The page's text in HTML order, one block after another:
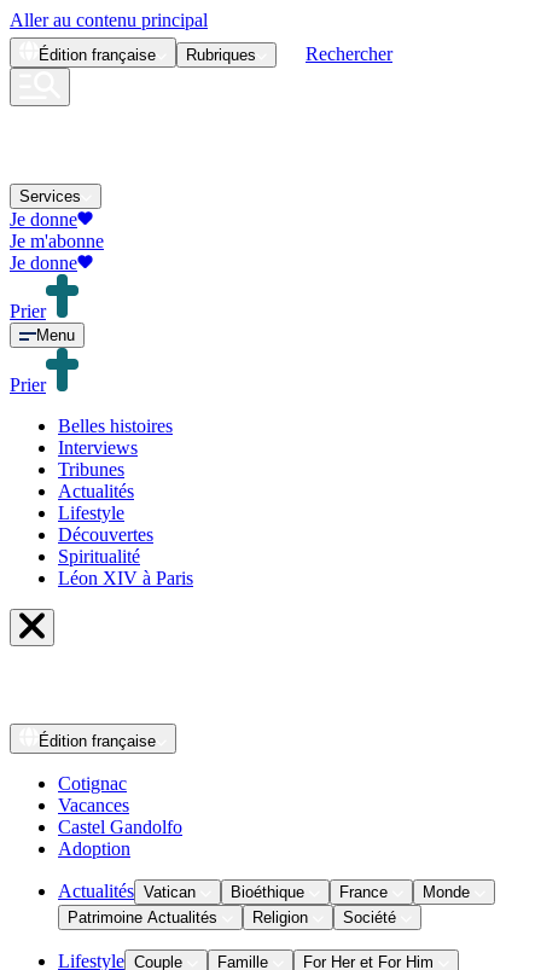
Aller au contenu principal
Édition française Rubriques Rechercher
Services
Je donne
Je m'abonne
Je donne
Prier
Menu
Prier
Belles histoires
Interviews
Tribunes
Actualités
Lifestyle
Découvertes
Spiritualité
Léon XIV à Paris
Édition française
Cotignac
Vacances
Castel Gandolfo
Adoption
Actualités Vatican Bioéthique France
Monde
Patrimoine Actualités
Religion Société
Lifestyle Couple Famille
For Her et For Him